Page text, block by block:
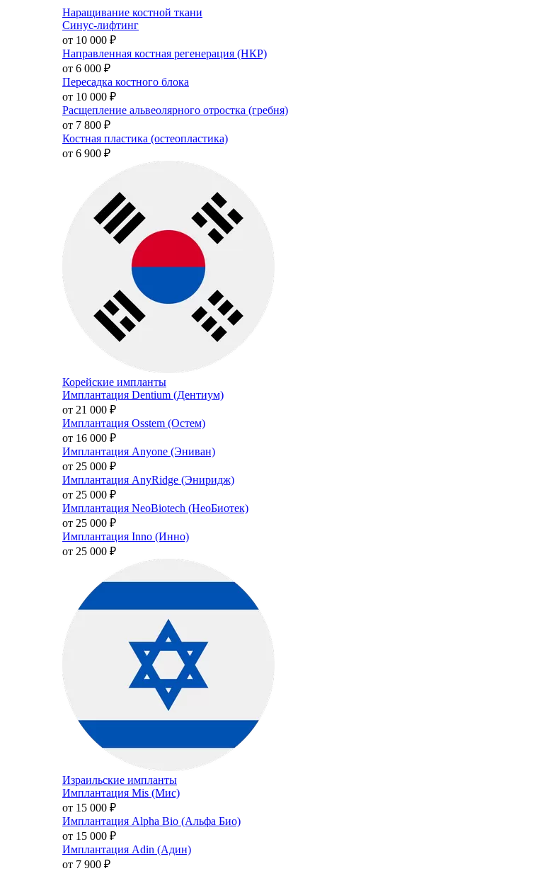
Наращивание костной ткани
Синус-лифтинг
от 10 000 ₽
Направленная костная регенерация (НКР)
от 6 000 ₽
Пересадка костного блока
от 10 000 ₽
Расщепление альвеолярного отростка (гребня)
от 7 800 ₽
Костная пластика (остеопластика)
от 6 900 ₽
Корейские импланты
Имплантация Dentium (Дентиум)
от 21 000 ₽
Имплантация Osstem (Остем)
от 16 000 ₽
Имплантация Anyone (Эниван)
от 25 000 ₽
Имплантация AnyRidge (Эниридж)
от 25 000 ₽
Имплантация NeoBiotech (НеоБиотек)
от 25 000 ₽
Имплантация Inno (Инно)
от 25 000 ₽
Израильские импланты
Имплантация Mis (Мис)
от 15 000 ₽
Имплантация Alpha Bio (Альфа Био)
от 15 000 ₽
Имплантация Adin (Адин)
от 7 900 ₽